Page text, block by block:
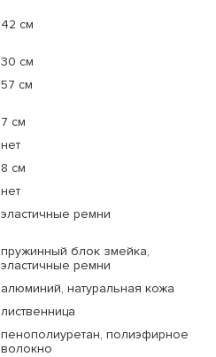
42 см
30 см
57 см
7 см
нет
8 см
нет
эластичные ремни
пружинный блок змейка,
эластичные ремни
алюминий, натуральная кожа
лиственница
пенополиуретан, полиэфирное
волокно